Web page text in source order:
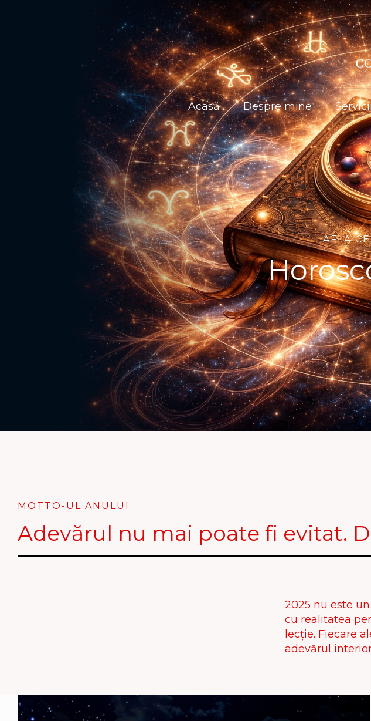
Acasă Despre mine
AFLA
MOTTO-UL ANULUI
Adevărul nu mai poate fi evitat.
2025 nu este
cu realitatea
lecție. Fiecare
adevărul